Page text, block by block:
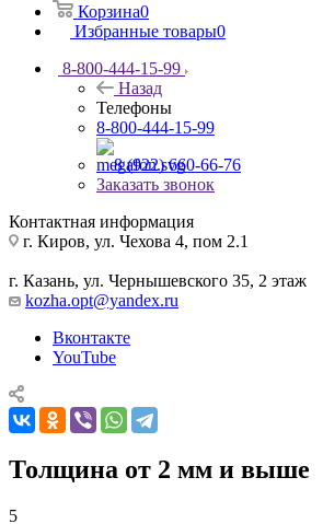
Корзина0
Избранные товары0
8-800-444-15-99
Назад
Телефоны
8-800-444-15-99
8 (922) 660-66-76
Заказать звонок
Контактная информация
г. Киров, ул. Чехова 4, пом 2.1
г. Казань, ул. Чернышевского 35, 2 этаж
kozha.opt@yandex.ru
Вконтакте
YouTube
Толщина от 2 мм и выше
5